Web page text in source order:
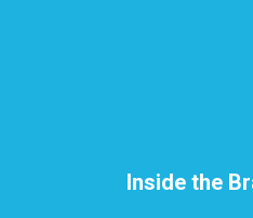
Inside the